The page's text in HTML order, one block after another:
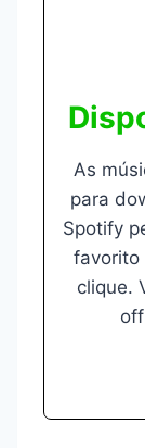
As
para
Spotify
favorito
clique.